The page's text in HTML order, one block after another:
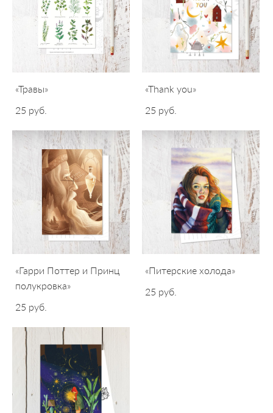
«Травы»
25 pуб.
«Thank you»
25 pуб.
«Гарри Поттер и Принц
полукровка»
25 pуб.
«Питерские холода»
25 pуб.